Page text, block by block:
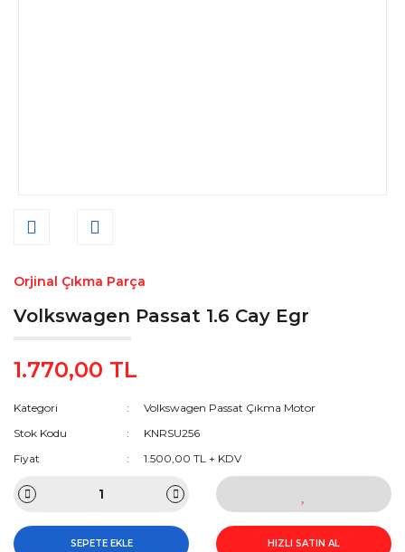
Orjinal Çıkma Parça
Volkswagen Passat 1.6 Cay Egr
1.770,00 TL
Kategori
Volkswagen Passat Çıkma Motor
Stok Kodu
KNRSU256
Fiyat
1.500,00 TL + KDV
SEPETE EKLE HIZLI SATIN AL